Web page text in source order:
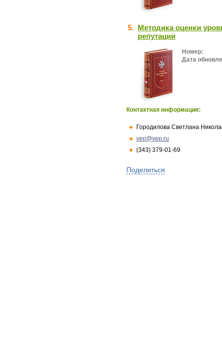
5. Методика оценки
репутации
Номер:
Дата
Контактная информация:
Городилова Светлана
vep@vep.ru
(343) 379-01-69
Поделиться